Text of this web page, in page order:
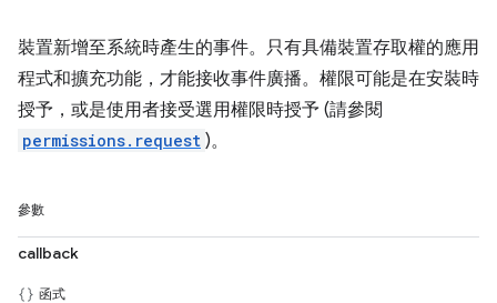
裝置新增至系統時產生的事件。只有具備裝置存取權的應用
程式和擴充功能，才能接收事件廣播。權限可能是在安裝時
授予，或是使用者接受選用權限時授予 (請參閱
permissions.request )。
參數
callback
函式